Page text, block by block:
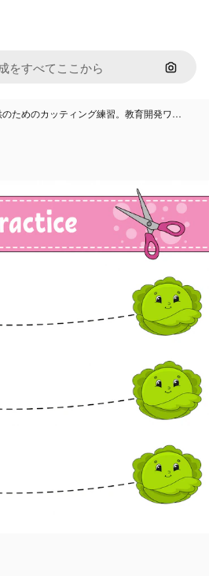
画像で
のためのカッティング練習。教育開発ワ…